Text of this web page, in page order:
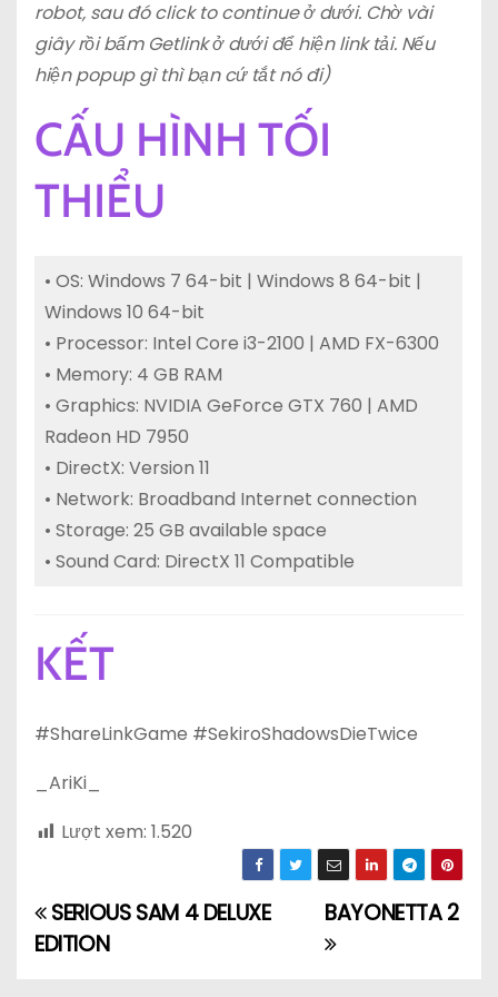
robot, sau đó click to continue ở dưới. Chờ vài
giây rồi bấm Getlink ở dưới để hiện link tải. Nếu
hiện popup gì thì bạn cứ tắt nó đi)
CẤU HÌNH TỐI
THIỂU
• OS: Windows 7 64-bit | Windows 8 64-bit |
Windows 10 64-bit
• Processor: Intel Core i3-2100 | AMD FX-6300
• Memory: 4 GB RAM
• Graphics: NVIDIA GeForce GTX 760 | AMD
Radeon HD 7950
• DirectX: Version 11
• Network: Broadband Internet connection
• Storage: 25 GB available space
• Sound Card: DirectX 11 Compatible
KẾT
#ShareLinkGame #SekiroShadowsDieTwice
_AriKi_
Lượt xem: 1.520
Đ
BAYONETTA 2
SERIOUS SAM 4 DELUXE
EDITION